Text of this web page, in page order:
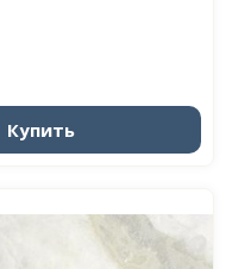
Купить